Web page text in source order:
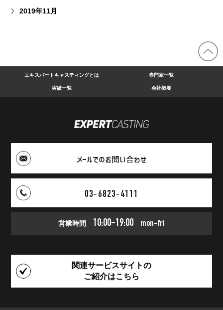
2019年11月
エキスパートキャスティングとは 専門家一覧
実績一覧 会社概要
メールでのお問い合わせ
03‑6823‑4111
営業時間 10:00-19:00 mon-fri
関連サービスサイトの
ご紹介はこちら